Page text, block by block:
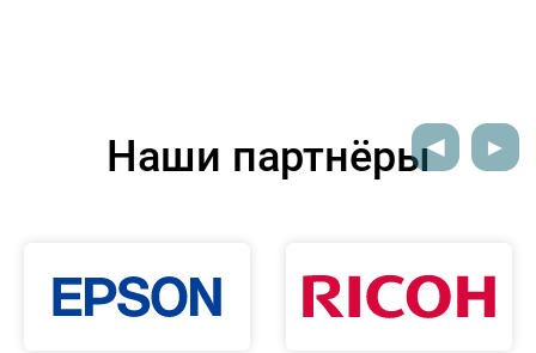
Наши партнёры